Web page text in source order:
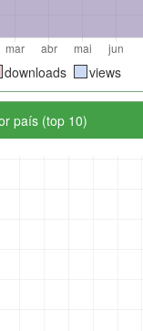
downloads views
país (top 10)